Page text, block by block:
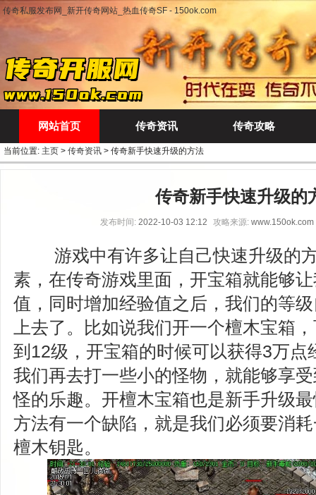
传奇私服发布网_新开传奇网站_热血传奇SF - 150ok.com
网站首页 传奇资讯 传奇攻略
当前位置: 主页 > 传奇资讯 > 传奇新手快速升级的方法
传奇新手快速升级的
发布时间: 2022-10-03 12:12 攻略来源: www.150ok.com
游戏中有许多让自己快速升级的
素，在传奇游戏里面，开宝箱就能够
值，同时增加经验值之后，我们的等
上去了。比如说我们开一个檀木宝箱
到12级，开宝箱的时候可以获得3万点
我们再去打一些小的怪物，就能够享
怪的乐趣。开檀木宝箱也是新手升级
方法有一个缺陷，就是我们必须要消
檀木钥匙。